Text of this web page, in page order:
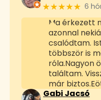
★★★★★ 6
Ma érkezett
azonnal
csalódtam.
többször is
róla.Nagyon
találtam.
már
Gabi Jacsó